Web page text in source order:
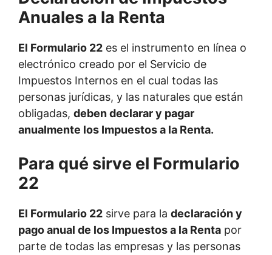
El Formulario 22 es el instrumento en línea o
electrónico creado por el Servicio de
Impuestos Internos en el cual todas las
personas jurídicas, y las naturales que están
obligadas, deben declarar y pagar
anualmente los Impuestos a la Renta.
Para qué sirve el Formulario
22
El Formulario 22 sirve para la declaración y
pago anual de los Impuestos a la Renta por
parte de todas las empresas y las personas